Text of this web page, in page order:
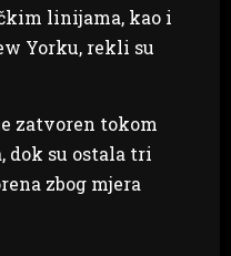
linijama, kao i
Yorku, rekli su
zatvoren tokom
dok su ostala tri
zbog mjera